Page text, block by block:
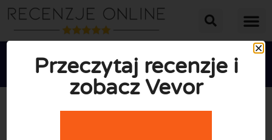
Przeczytaj recenzje i
zobacz Vevor